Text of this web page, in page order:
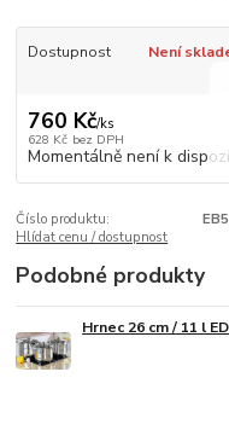
Dostupnost Není
760 Kč/ks
628 Kč bez DPH
Momentálně není k
Číslo produktu:
Hlídat cenu / dostupnost
Podobné produkty
Hrnec 26 cm / 11 l